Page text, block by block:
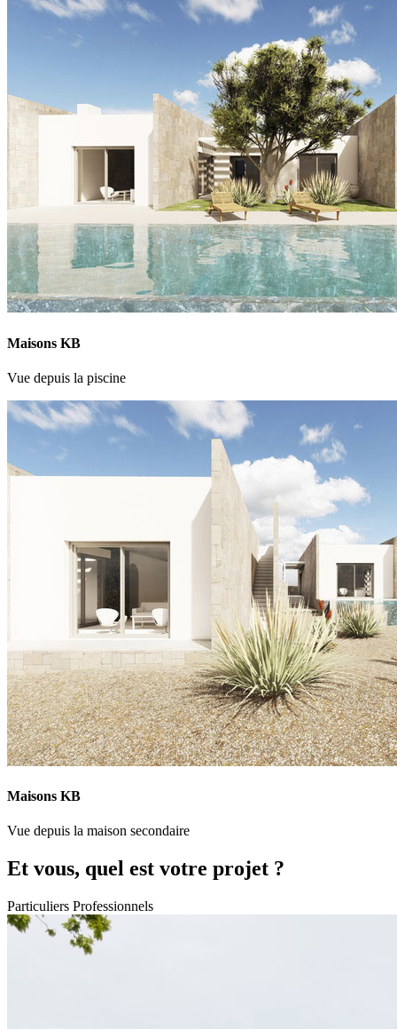
Maisons KB
Vue depuis la piscine
Maisons KB
Vue depuis la maison secondaire
Et vous, quel est votre projet ?
Particuliers Professionnels